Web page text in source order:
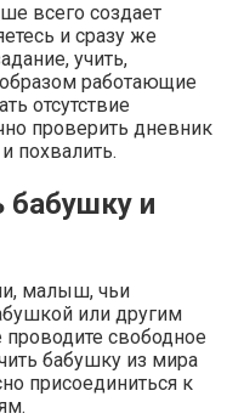
всего создает
и сразу же
учить,
образом работающие
отсутствие
проверить дневник
похвалить.
бабушку и
малыш, чьи
или другим
свободное
бабушку из мира
присоединиться к